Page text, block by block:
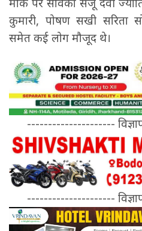
कुमारी, पोषण सखी सरिता
समेत कई लोग मौजूद थे।
---------------------
---------------------